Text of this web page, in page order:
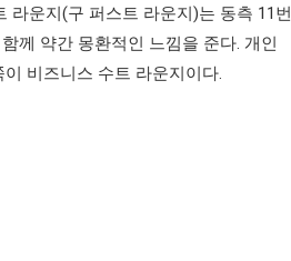
라운지(구 퍼스트 라운지)는 동측 11번
께 약간 몽환적인 느낌을 준다. 개인
비즈니스 수트 라운지이다.